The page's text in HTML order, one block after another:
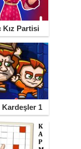
Kız Partisi
Kardeşler 1